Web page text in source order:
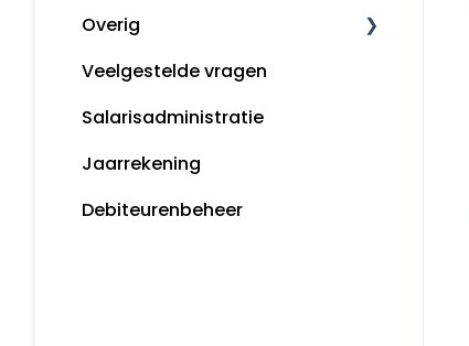
Overig
Algemene informatie
Tips
MijnSnelStart
Koppelingen
Veelgestelde vragen
Salarisadministratie
Jaarrekening
Debiteurenbeheer